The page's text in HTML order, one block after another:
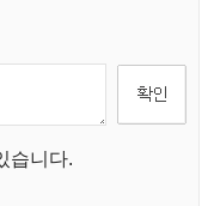
습니다.